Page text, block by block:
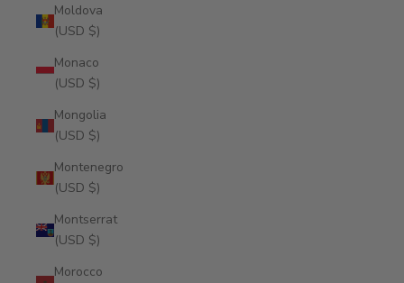
Moldova
(USD $)
Monaco
(USD $)
Mongolia
(USD $)
Montenegro
(USD $)
Montserrat
(USD $)
Morocco